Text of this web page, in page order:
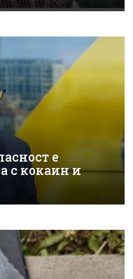
е
с кокаин и